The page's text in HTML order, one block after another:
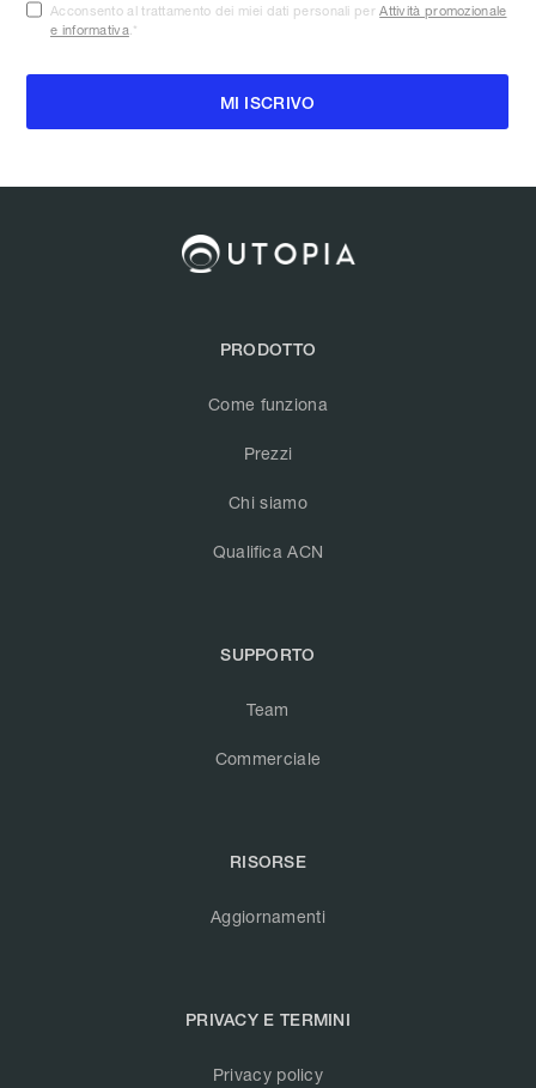
Acconsento al trattamento dei miei dati personali perAttività promozionale
e informativa *
PRODOTTO
Come funziona
Prezzi
Chi siamo
Qualifica ACN
SUPPORTO
Team
Commerciale
RISORSE
Aggiornamenti
PRIVACY E TERMINI
Privacy policy